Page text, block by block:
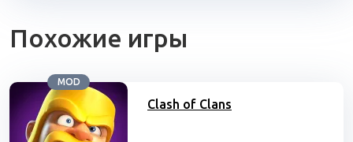
Похожие игры
MOD
Clash of Clans